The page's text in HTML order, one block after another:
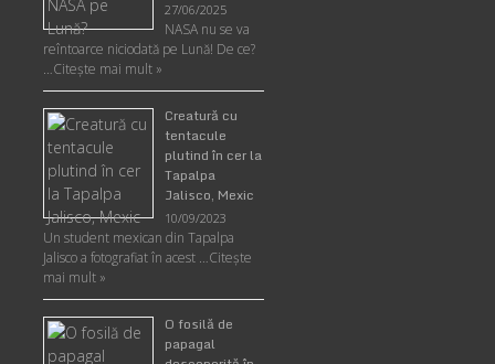
27/06/2025
NASA nu se va
reîntoarce niciodată pe Lună! De ce?
…Citește mai mult »
Creatură cu
tentacule
plutind în cer la
Tapalpa
Jalisco, Mexic
10/09/2023
Un student mexican din Tapalpa
Jalisco a fotografiat în acest …Citește
mai mult »
O fosilă de
papagal